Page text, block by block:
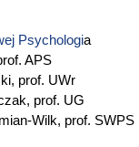
Psychologia
APS
prof. UWr
prof. UG
Wilk, prof. SWPS